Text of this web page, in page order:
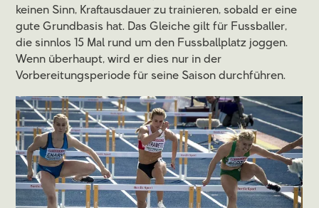
keinen Sinn, Kraftausdauer zu trainieren, sobald er eine
gute Grundbasis hat. Das Gleiche gilt für Fussballer,
die sinnlos 15 Mal rund um den Fussballplatz joggen.
Wenn überhaupt, wird er dies nur in der
Vorbereitungsperiode für seine Saison durchführen.